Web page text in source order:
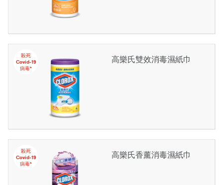
殺死
Covid-19
病毒*
高樂氏雙效消毒濕紙巾
殺死
Covid-19
病毒*
高樂氏香薰消毒濕紙巾